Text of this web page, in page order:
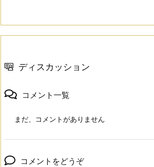
ディスカッション
コメント一覧
まだ、コメントがありません
コメントをどうぞ